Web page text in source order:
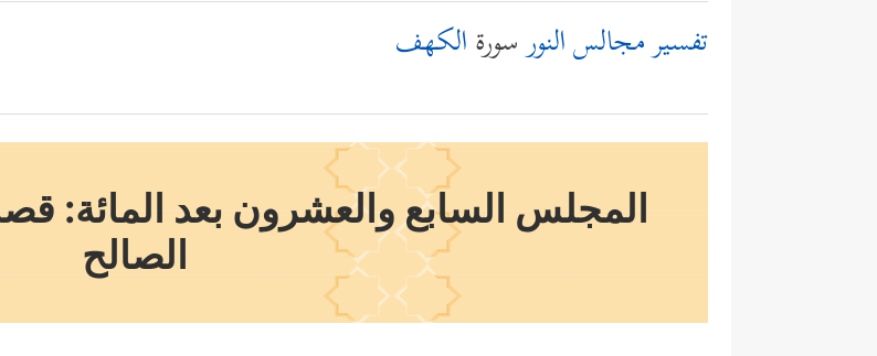
تفسير مجالس النورسورةالكهف
المجلس السابع والعشرون بعد المائة:
الصالح